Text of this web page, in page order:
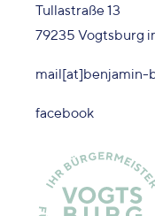
Tullastraße 13
79235 Vogtsburg
mail[at]benjamin-
facebook